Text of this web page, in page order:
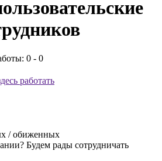
0 - 0
работать
/обиженных
Будем рады сотрудничать